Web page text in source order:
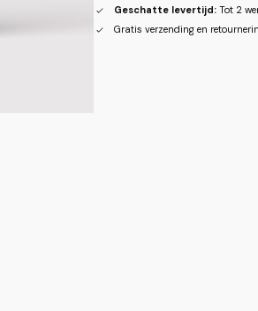
Geschatte levertijd:Tot 2
Gratis verzending en